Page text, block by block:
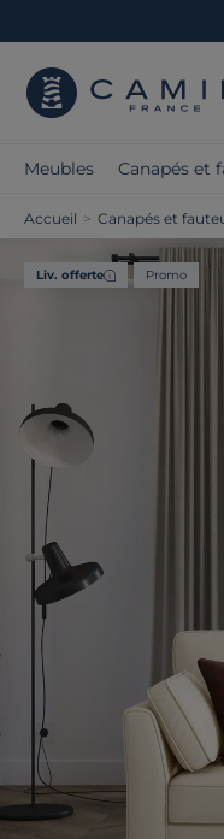
Meubles Canapés et
Accueil > Canapés et
Liv. offerte Promo